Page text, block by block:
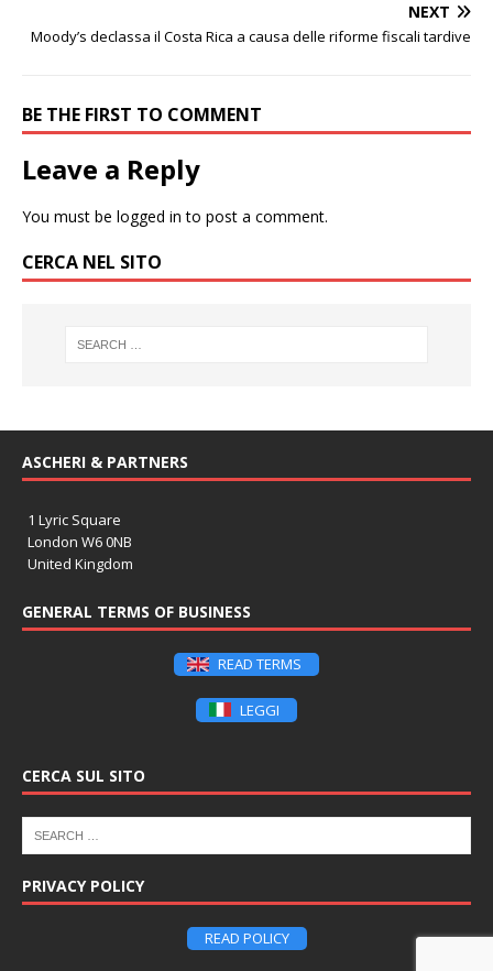
NEXT
Moody’s declassa il Costa Rica a causa delle riforme fiscali tardive
BE THE FIRST TO COMMENT
Leave a Reply
You must be logged in to post a comment.
CERCA NEL SITO
ASCHERI & PARTNERS
1 Lyric Square
London W6 0NB
United Kingdom
GENERAL TERMS OF BUSINESS
READ TERMS
LEGGI
CERCA SUL SITO
PRIVACY POLICY
READ POLICY